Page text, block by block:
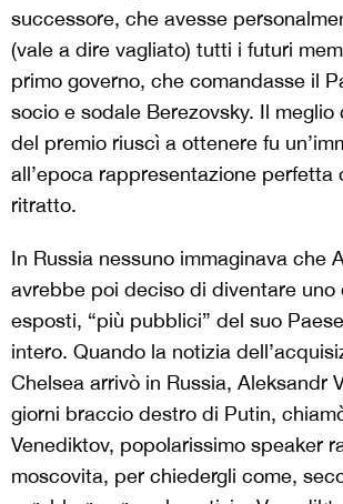
successore, che avesse
(vale a dire vagliato) tutti i futuri
primo governo, che comandasse il
socio e sodale Berezovsky. Il
del premio riuscì a ottenere fu
all’epoca rappresentazione perfetta
ritratto.
In Russia nessuno immaginava che
avrebbe poi deciso di diventare uno
esposti, “più pubblici” del suo
intero. Quando la notizia
Chelsea arrivò in Russia, Aleksandr
giorni braccio destro di Putin,
Venediktov, popolarissimo speaker
moscovita, per chiedergli come,